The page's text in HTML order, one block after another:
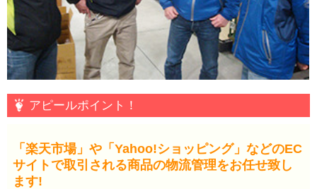
アピールポイント！
「楽天市場」や「Yahoo!ショッピング」などのEC
サイトで取引される商品の物流管理をお任せ致し
ます!